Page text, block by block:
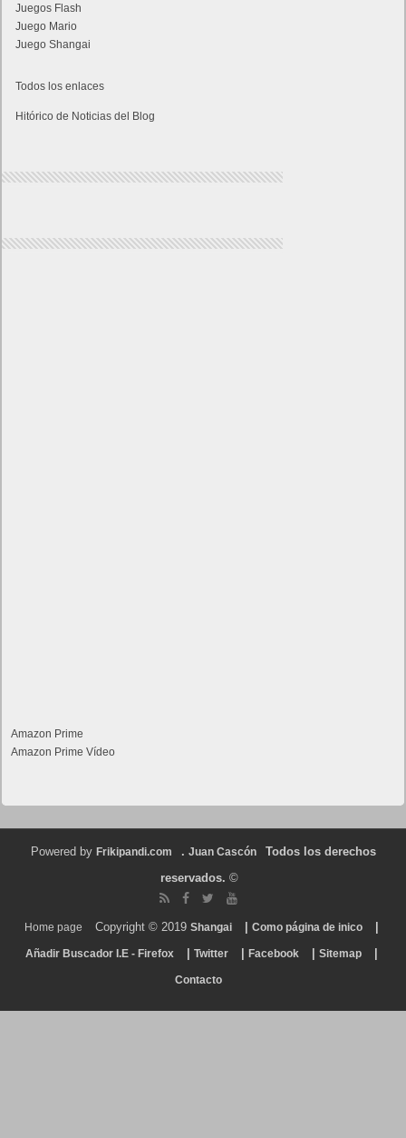
Juegos Flash
Juego Mario
Juego Shangai
Todos los enlaces
Hitórico de Noticias del Blog
Amazon Prime
Amazon Prime Vídeo
Powered by Frikipandi.com . Juan Cascón
Todos los derechos
reservados. ©
Home page Copyright © 2019 Shangai Como página de inico
Añadir Buscador I.E - Firefox Twitter Facebook Sitemap
Contacto